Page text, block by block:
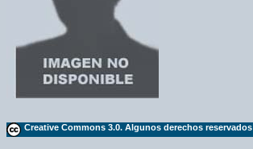
Creative Commons 3.0. Algunos derechos reservados